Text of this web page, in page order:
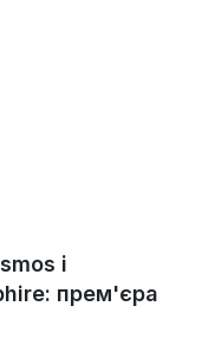
і
прем'єра